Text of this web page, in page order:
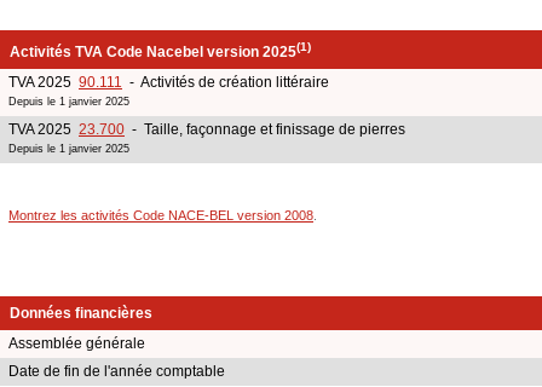
Activités TVA Code Nacebel version 2025(1)
TVA 2025 90.111 - Activités de création littéraire
Depuis le 1 janvier 2025
TVA 2025 23.700 - Taille, façonnage et finissage de pierres
Depuis le 1 janvier 2025
Montrez les activités Code NACE-BEL version 2008
Données financières
Assemblée générale
Date de fin de l'année comptable